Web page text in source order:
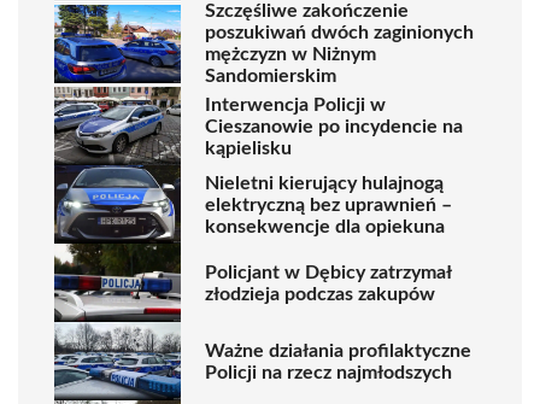
Szczęśliwe zakończenie
poszukiwań dwóch zaginionych
mężczyzn w Niżnym
Sandomierskim
Interwencja Policji w
Cieszanowie po incydencie na
kąpielisku
Nieletni kierujący hulajnogą
elektryczną bez uprawnień –
konsekwencje dla opiekuna
Policjant w Dębicy zatrzymał
złodzieja podczas zakupów
Ważne działania profilaktyczne
Policji na rzecz najmłodszych